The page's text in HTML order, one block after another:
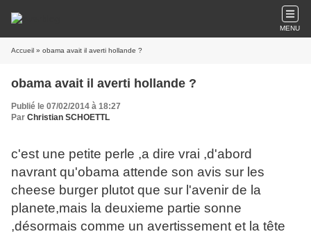
MENU
Accueil » obama avait il averti hollande ?
obama avait il averti hollande ?
Publié le 07/02/2014 à 18:27
Par Christian SCHOETTL
c'est une petite perle ,a dire vrai ,d'abord
navrant qu'obama attende son avis sur les
cheese burger plutot que sur l'avenir de la
planete,mais la deuxieme partie sonne
,désormais comme un avertissement et la tête